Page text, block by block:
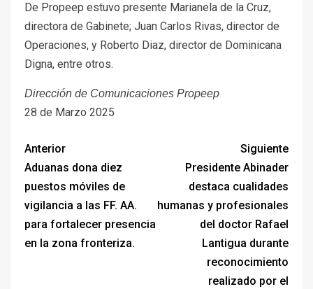
De Propeep estuvo presente Marianela de la Cruz,
directora de Gabinete; Juan Carlos Rivas, director de
Operaciones, y Roberto Diaz, director de Dominicana
Digna, entre otros.
Dirección de Comunicaciones Propeep
28 de Marzo 2025
Anterior
Aduanas dona diez
puestos móviles de
vigilancia a las FF. AA.
para fortalecer presencia
en la zona fronteriza.
Siguiente
Presidente Abinader
destaca cualidades
humanas y profesionales
del doctor Rafael
Lantigua durante
reconocimiento
realizado por el